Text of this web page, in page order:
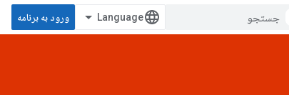
ورود به برنامه